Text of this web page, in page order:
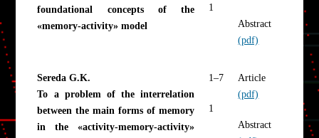
foundational concepts of the
«memory-activity» model
1
Abstract
(pdf)
Sereda G.K.
To a problem of the interrelation
between the main forms of memory
in the «activity-memory-activity»
1–7
1
Article
(pdf)
Abstract